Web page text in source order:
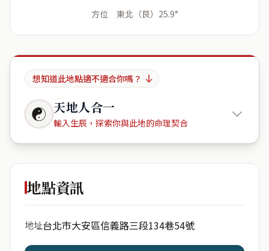
方位 東北（艮）25.9°
想知道此地點適不適合你嗎？
☯ 天地人合一
輸入生辰，探索你與此地的命理契合
The
日期 出生時辰
地點資訊
地址台北市大安區信義路三段134巷54號